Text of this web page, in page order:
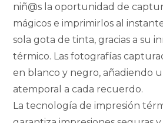
niñ@s la oportunidad de
mágicos e imprimirlos al
sola gota de tinta, gracias a su
térmico. Las fotografías
en blanco y negro, añadiendo
atemporal a cada recuerdo.
La tecnología de impresión